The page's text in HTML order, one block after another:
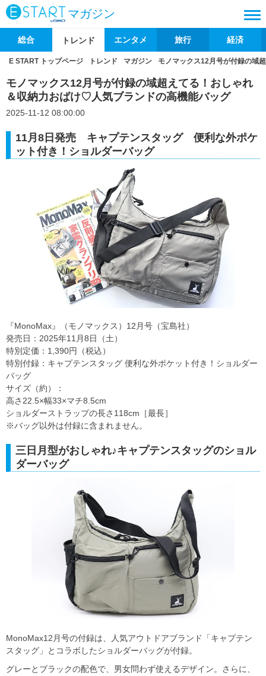
マガジン
総合 トレンド エンタメ 旅行 経済
E START トップページ トレンド マガジン モノマックス12月号が付録の域
モノマックス12月号が付録の域超えてる！おしゃれ
＆収納力おばけ♡人気ブランドの高機能バッグ
2025-11-12 08:00:00
11月8日発売 キャプテンスタッグ 便利な外ポケ
ット付き！ショルダーバッグ
『MonoMax』（モノマックス）12月号（宝島社）
発売日：2025年11月8日（土）
特別定価：1,390円（税込）
特別付録：キャプテンスタッグ 便利な外ポケット付き！ショルダー
バッグ
サイズ（約）：
高さ22.5×幅33×マチ8.5cm
ショルダーストラップの長さ118cm［最長］
※バッグ以外は付録に含まれません。
三日月型がおしゃれ♪キャプテンスタッグのショル
ダーバッグ
MonoMax12月号の付録は、人気アウトドアブランド「キャプテン
スタッグ」とコラボしたショルダーバッグが付録。
グレーとブラックの配色で、男女問わず使えるデザイン。さらに、